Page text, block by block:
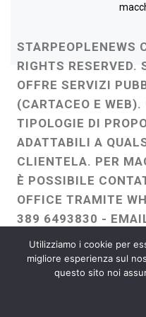
STARPEOPLENEWS
RIGHTS RESERVED.
OFFRE SERVIZI
(CARTACEO E
TIPOLOGIE DI
ADATTABILI A
CLIENTELA. PER
È POSSIBILE
OFFICE TRAMITE
389 6493830 -
WEBMASTER :
FREELANCE
Utilizziamo i cookie per
migliore esperienza sul
questo sito noi